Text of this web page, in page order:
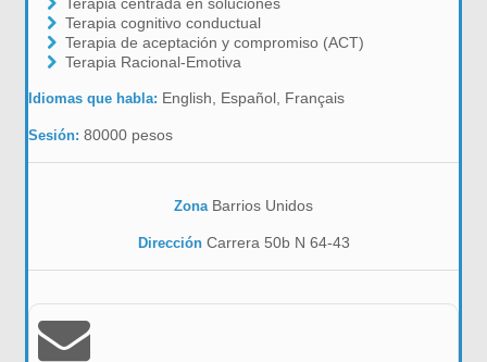
Terapia cognitivo conductual
Terapia de aceptación y compromiso (ACT)
Terapia Racional-Emotiva
Idiomas que habla: English, Español, Français
Sesión:80000 pesos
Zona Barrios Unidos
DirecciónCarrera 50b N 64-43